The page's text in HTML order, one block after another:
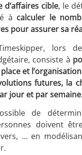
d’affaires cible, le
à calculer le
pour assurer sa
lors
consiste à
place et
futures, la
jour et par
de
doivent
… en